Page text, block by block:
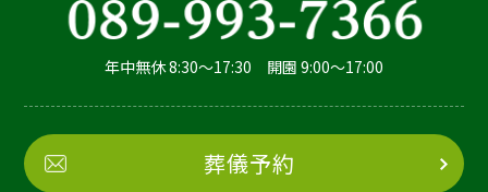
年中無休 8:30～17:30 開園 9:00～17:00
葬儀予約